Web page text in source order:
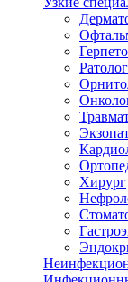
Ратолог
Хирург